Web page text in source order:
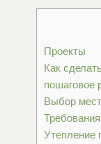
Проекты
Как
пошаговое
Выбор
Утепление